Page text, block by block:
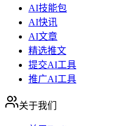
AI技能包
AI快讯
AI文章
精选推文
提交AI工具
推广AI工具
关于我们